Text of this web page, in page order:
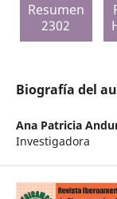
Resumen
2302
Biografía del
Ana Patricia
Investigadora